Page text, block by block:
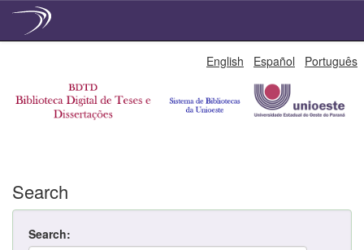
English Español Português
Search
Search: